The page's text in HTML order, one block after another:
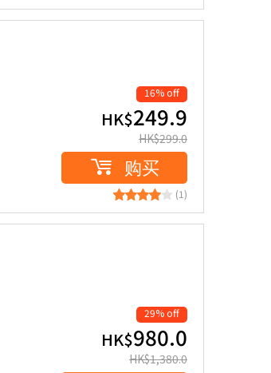
16% off
HK$249.9
HK$299.0
购买
(1)
29% off
HK$980.0
HK$1,380.0